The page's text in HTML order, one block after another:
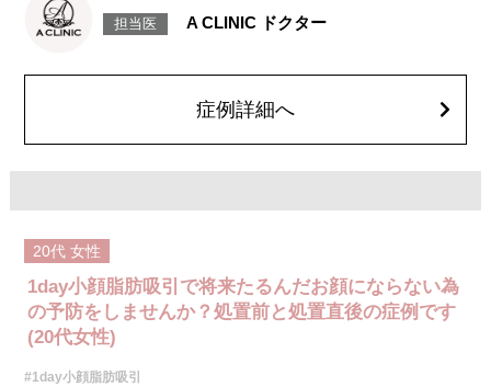
感などが術後一時的に生じることがございます。また、稀に貧血、細菌感
染症、左右差、施術箇所の知覚鈍麻、ぼこつき、硬結、瘢痕化、色素沈
顔の脂肪吸引箇所の追加 1ヶ所ごと+162,800円(税込)
オプション：笑気麻酔 3,300円(税込)
担当医 A CLINIC ドクター
症例詳細へ
20代 女性
1day小顔脂肪吸引で将来たるんだお顔にならない為
の予防をしませんか？処置前と処置直後の症例です
(20代女性)
#1day小顔脂肪吸引